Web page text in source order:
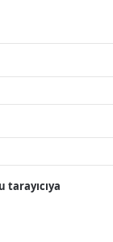
tarayıcıya